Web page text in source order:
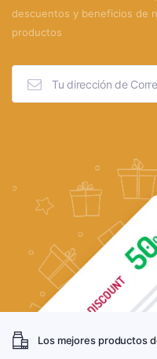
descuentos y beneficios de
productos
Los mejores productos